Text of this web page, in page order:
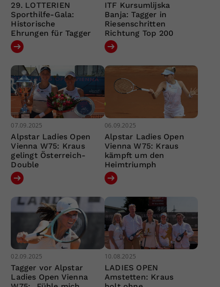
29. LOTTERIEN
Sporthilfe-Gala:
Historische
Ehrungen für Tagger
ITF Kursumlijska
Banja: Tagger in
Riesenschritten
Richtung Top 200
07.09.2025
Alpstar Ladies Open
Vienna W75: Kraus
gelingt Österreich-
Double
06.09.2025
Alpstar Ladies Open
Vienna W75: Kraus
kämpft um den
Heimtriumph
02.09.2025
Tagger vor Alpstar
Ladies Open Vienna
10.08.2025
LADIES OPEN
Amstetten: Kraus